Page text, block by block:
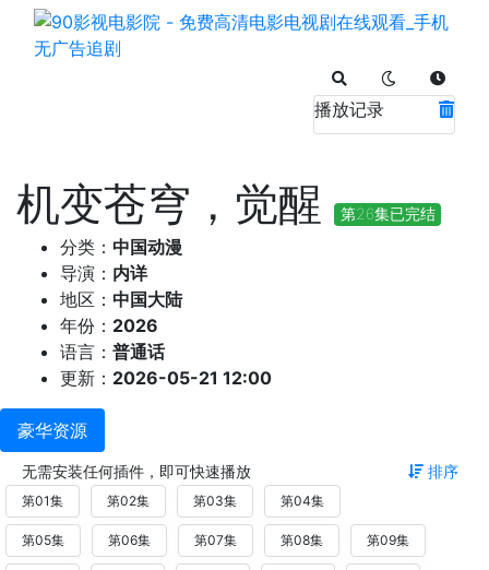
播放记录
机变苍穹，觉醒 第26集已完结
分类： 中国动漫
导演： 内详
地区： 中国大陆
年份： 2026
语言： 普通话
更新： 2026-05-21 12:00
豪华资源
无需安装任何插件，即可快速播放 排序
第01集 第02集 第03集 第04集
第05集 第06集 第07集 第08集 第09集